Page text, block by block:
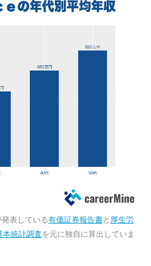
表している有価証券報告書と 厚生労
本統計調査を元に独自に算出していま